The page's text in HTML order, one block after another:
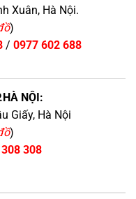
Xuân, Hà Nội.
)
/ 0977 602 688
NỘI:
Giấy, Hà Nội
)
308